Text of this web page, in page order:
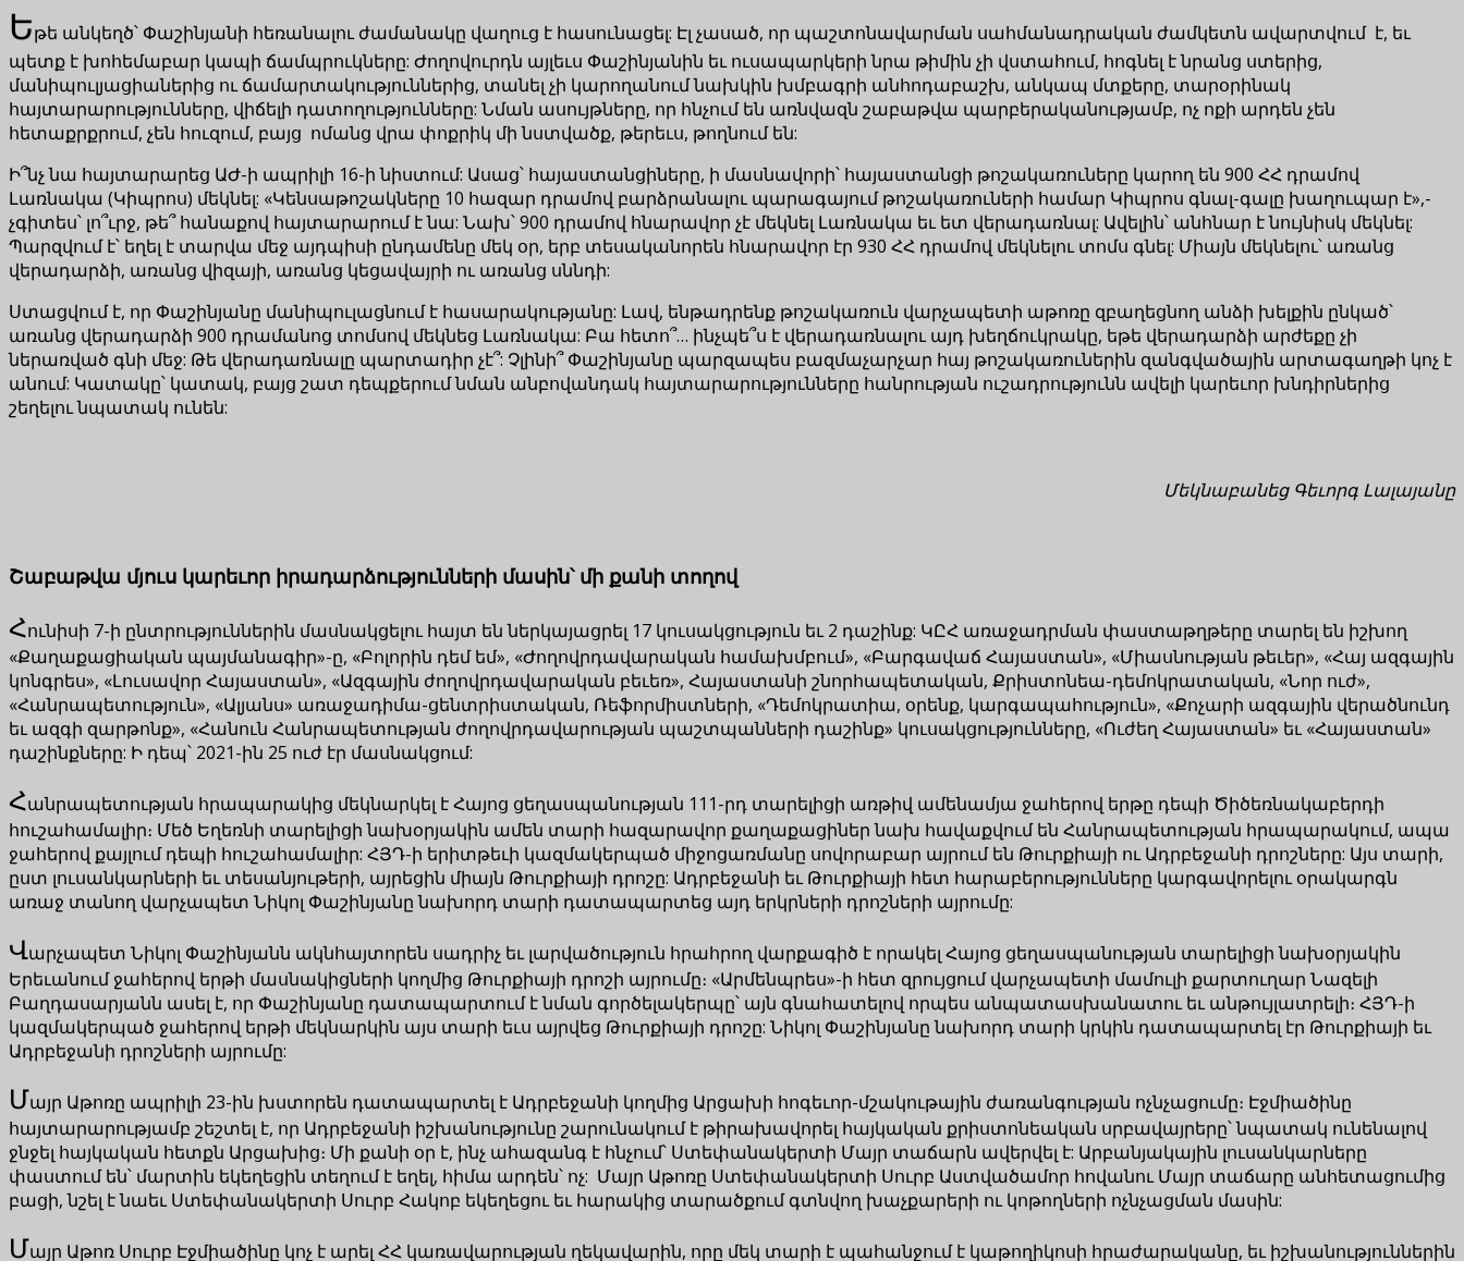
Եթե անկեղծ՝ Փաշինյանի հեռանալու ժամանակը վաղուց է հասունացել: Էլ չասած, որ պաշտոնավարման սահմանադրական ժամկետն ավարտվում է, եւ
պետք է խոհեմաբար կապի ճամպրուկները: Ժողովուրդն այլեւս Փաշինյանին եւ ուսապարկերի նրա թիմին չի վստահում, հոգնել է նրանց ստերից,
մանիպուլյացիաներից ու ճամարտակություններից, տանել չի կարողանում նախկին խմբագրի անհոդաբաշխ, անկապ մտքերը, տարօրինակ
հայտարարությունները, վիճելի դատողությունները: Նման ասույթները, որ հնչում են առնվազն շաբաթվա պարբերականությամբ, ոչ ոքի արդեն չեն
հետաքրքրում, չեն հուզում, բայց ոմանց վրա փոքրիկ մի նստվածք, թերեւս, թողնում են:
Ի՞նչ նա հայտարարեց ԱԺ-ի ապրիլի 16-ի նիստում: Ասաց՝ հայաստանցիները, ի մասնավորի՝ հայաստանցի թոշակառուները կարող են 900 ՀՀ դրամով
Լառնակա (Կիպրոս) մեկնել: «Կենսաթոշակները 10 հազար դրամով բարձրանալու պարագայում թոշակառուների համար Կիպրոս գնալ-գալը խաղուպար է»,-
չգիտես՝ լո՞ւրջ, թե՞ հանաքով հայտարարում է նա: Նախ՝ 900 դրամով հնարավոր չէ մեկնել Լառնակա եւ ետ վերադառնալ: Ավելին՝ անհնար է նույնիսկ մեկնել:
Պարզվում է՝ եղել է տարվա մեջ այդպիսի ընդամենը մեկ օր, երբ տեսականորեն հնարավոր էր 930 ՀՀ դրամով մեկնելու տոմս գնել: Միայն մեկնելու՝ առանց
վերադարձի, առանց վիզայի, առանց կեցավայրի ու առանց սննդի:
Ստացվում է, որ Փաշինյանը մանիպուլացնում է հասարակությանը: Լավ, ենթադրենք թոշակառուն վարչապետի աթոռը զբաղեցնող անձի խելքին ընկած՝
առանց վերադարձի 900 դրամանոց տոմսով մեկնեց Լառնակա: Բա հետո՞… ինչպե՞ս է վերադառնալու այդ խեղճուկրակը, եթե վերադարձի արժեքը չի
ներառված գնի մեջ: Թե վերադառնալը պարտադիր չէ՞: Չլինի՞ Փաշինյանը պարզապես բազմաչարչար հայ թոշակառուներին զանգվածային արտագաղթի կոչ է
անում: Կատակը՝ կատակ, բայց շատ դեպքերում նման անբովանդակ հայտարարությունները հանրության ուշադրությունն ավելի կարեւոր խնդիրներից
շեղելու նպատակ ունեն:
Մեկնաբանեց Գեւորգ Լալայանը
Շաբաթվա մյուս կարեւոր իրադարձությունների մասին՝ մի քանի տողով
Հունիսի 7-ի ընտրություններին մասնակցելու հայտ են ներկայացրել 17 կուսակցություն եւ 2 դաշինք: ԿԸՀ առաջադրման փաստաթղթերը տարել են իշխող
«Քաղաքացիական պայմանագիր»-ը, «Բոլորին դեմ եմ», «Ժողովրդավարական համախմբում», «Բարգավաճ Հայաստան», «Միասնության թեւեր», «Հայ ազգային
կոնգրես», «Լուսավոր Հայաստան», «Ազգային ժողովրդավարական բեւեռ», Հայաստանի շնորհապետական, Քրիստոնեա-դեմոկրատական, «Նոր ուժ»,
«Հանրապետություն», «Ալյանս» առաջադիմա-ցենտրիստական, Ռեֆորմիստների, «Դեմոկրատիա, օրենք, կարգապահություն», «Քոչարի ազգային վերածնունդ
եւ ազգի զարթոնք», «Հանուն Հանրապետության ժողովրդավարության պաշտպանների դաշինք» կուսակցությունները, «Ուժեղ Հայաստան» եւ «Հայաստան»
դաշինքները: Ի դեպ՝ 2021-ին 25 ուժ էր մասնակցում:
Հանրապետության հրապարակից մեկնարկել է Հայոց ցեղասպանության 111-րդ տարելիցի առթիվ ամենամյա ջահերով երթը դեպի Ծիծեռնակաբերդի
հուշահամալիր։ Մեծ Եղեռնի տարելիցի նախօրյակին ամեն տարի հազարավոր քաղաքացիներ նախ հավաքվում են Հանրապետության հրապարակում, ապա
ջահերով քայլում դեպի հուշահամալիր: ՀՅԴ-ի երիտթեւի կազմակերպած միջոցառմանը սովորաբար այրում են Թուրքիայի ու Ադրբեջանի դրոշները: Այս տարի,
ըստ լուսանկարների եւ տեսանյութերի, այրեցին միայն Թուրքիայի դրոշը: Ադրբեջանի եւ Թուրքիայի հետ հարաբերությունները կարգավորելու օրակարգն
առաջ տանող վարչապետ Նիկոլ Փաշինյանը նախորդ տարի դատապարտեց այդ երկրների դրոշների այրումը:
Վարչապետ Նիկոլ Փաշինյանն ակնհայտորեն սադրիչ եւ լարվածություն հրահրող վարքագիծ է որակել Հայոց ցեղասպանության տարելիցի նախօրյակին
Երեւանում ջահերով երթի մասնակիցների կողմից Թուրքիայի դրոշի այրումը։ «Արմենպրես»-ի հետ զրույցում վարչապետի մամուլի քարտուղար Նազելի
Բաղդասարյանն ասել է, որ Փաշինյանը դատապարտում է նման գործելակերպը՝ այն գնահատելով որպես անպատասխանատու եւ անթույլատրելի։ ՀՅԴ-ի
կազմակերպած ջահերով երթի մեկնարկին այս տարի եւս այրվեց Թուրքիայի դրոշը: Նիկոլ Փաշինյանը նախորդ տարի կրկին դատապարտել էր Թուրքիայի եւ
Ադրբեջանի դրոշների այրումը:
Մայր Աթոռը ապրիլի 23-ին խստորեն դատապարտել է Ադրբեջանի կողմից Արցախի հոգեւոր-մշակութային ժառանգության ոչնչացումը։ Էջմիածինը
հայտարարությամբ շեշտել է, որ Ադրբեջանի իշխանությունը շարունակում է թիրախավորել հայկական քրիստոնեական սրբավայրերը՝ նպատակ ունենալով
ջնջել հայկական հետքն Արցախից։ Մի քանի օր է, ինչ ահազանգ է հնչում՝ Ստեփանակերտի Մայր տաճարն ավերվել է: Արբանյակային լուսանկարները
փաստում են՝ մարտին եկեղեցին տեղում է եղել, հիմա արդեն՝ ոչ: Մայր Աթոռը Ստեփանակերտի Սուրբ Աստվածամոր հովանու Մայր տաճարը անհետացումից
բացի, նշել է նաեւ Ստեփանակերտի Սուրբ Հակոբ եկեղեցու եւ հարակից տարածքում գտնվող խաչքարերի ու կոթողների ոչնչացման մասին:
Մայր Աթոռ Սուրբ Էջմիածինը կոչ է արել ՀՀ կառավարության ղեկավարին, որը մեկ տարի է պահանջում է կաթողիկոսի հրաժարականը, եւ իշխանություններին